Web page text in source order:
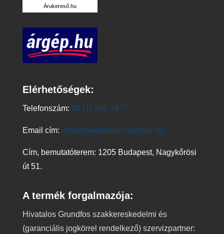
Árukereső.hu
Elérhetőségek:
Telefonszám: 06 (1) 285-7977
Email cím: info@tokeletesviznyomas.hu
Cím, bemutatóterem: 1205 Budapest, Nagykőrösi
út 51.
A termék forgalmazója:
Hivatalos Grundfos szakkereskedelmi és
(garanciális jogkörrel rendelkező) szervizpartner: